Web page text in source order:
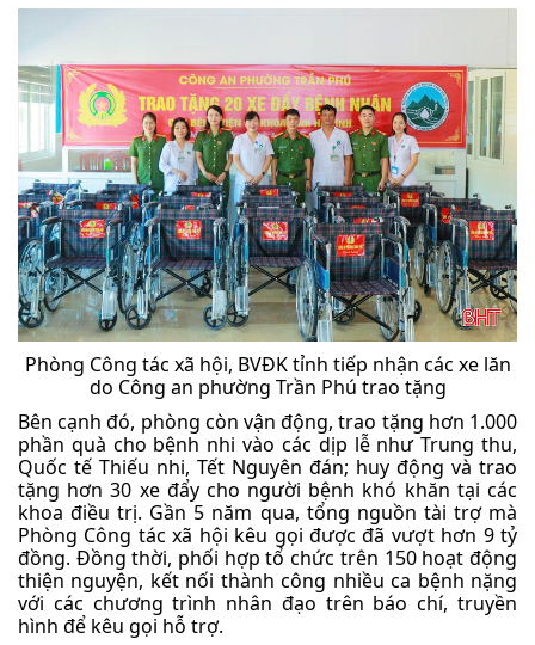
Phòng Công tác xã hội, BVĐK tỉnh tiếp nhận các xe lăn
do Công an phường Trần Phú trao tặng
Bên cạnh đó, phòng còn vận động, trao tặng hơn 1.000
phần quà cho bệnh nhi vào các dịp lễ như Trung thu,
Quốc tế Thiếu nhi, Tết Nguyên đán; huy động và trao
tặng hơn 30 xe đẩy cho người bệnh khó khăn tại các
khoa điều trị. Gần 5 năm qua, tổng nguồn tài trợ mà
Phòng Công tác xã hội kêu gọi được đã vượt hơn 9 tỷ
đồng. Đồng thời, phối hợp tổ chức trên 150 hoạt động
thiện nguyện, kết nối thành công nhiều ca bệnh nặng
với các chương trình nhân đạo trên báo chí, truyền
hình để kêu gọi hỗ trợ.